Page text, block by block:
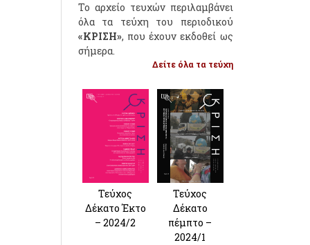
Το αρχείο τευχών περιλαμβάνει
όλα τα τεύχη του περιοδικού
«ΚΡΙΣΗ», που έχουν εκδοθεί ως
σήμερα.
Δείτε όλα τα τεύχη
Τεύχος
Δέκατο Έκτο
– 2024/2
Τεύχος
Δέκατο
πέμπτο –
2024/1